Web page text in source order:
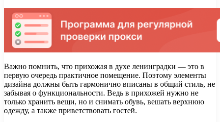
Важно помнить, что прихожая в духе ленинградки — это в
первую очередь практичное помещение. Поэтому элементы
дизайна должны быть гармонично вписаны в общий стиль, не
забывая о функциональности. Ведь в прихожей нужно не
только хранить вещи, но и снимать обувь, вешать верхнюю
одежду, а также приветствовать гостей.